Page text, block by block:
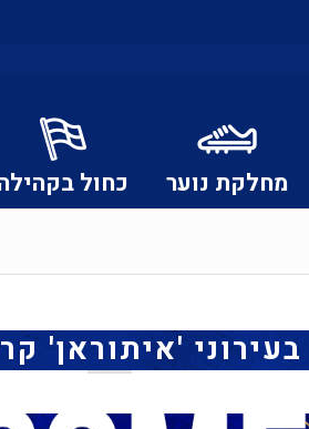
מחלקת נוער כחול
'איתוראן'